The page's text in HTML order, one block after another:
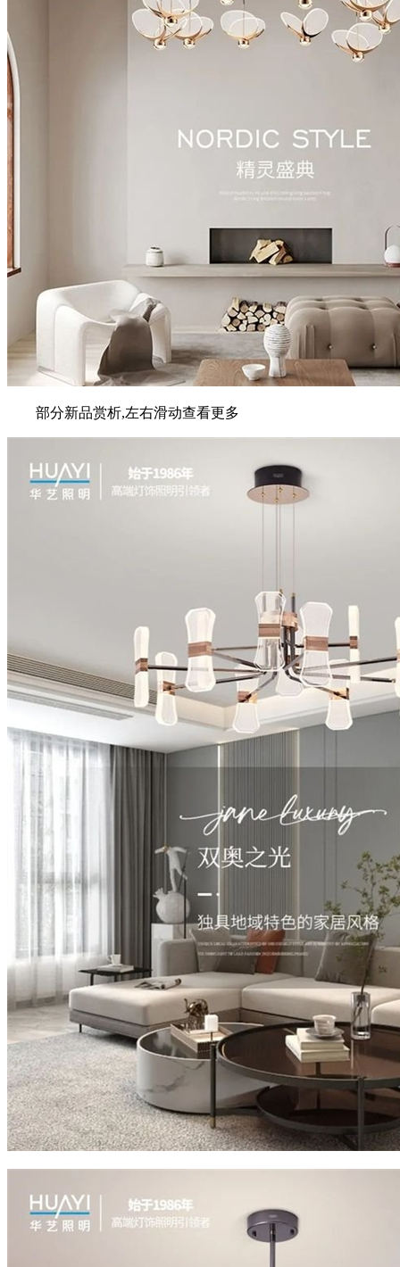
部分新品赏析,左右滑动查看更多